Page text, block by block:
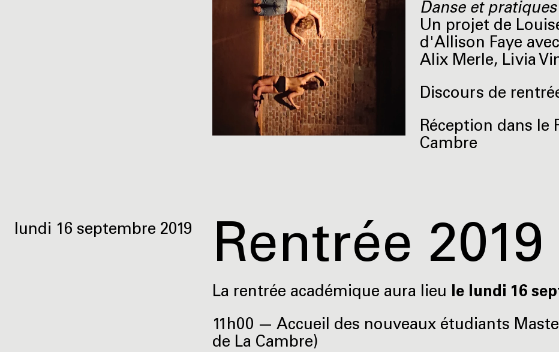
Danse et
Un projet de
d'Allison Faye
Alix Merle, Livia
Discours de
Réception dans le
Cambre
lundi 16 septembre 2019 Rentrée 2019
La rentrée académique aura lieu le lundi 16
11h00 — Accueil des nouveaux étudiants
de La Cambre)